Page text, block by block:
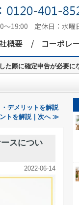
～19:00 定休日： 水曜
概要 コーポレ
た際に確定申告が必要に
デメリットを解説
トを解説｜次へ ≫
スについ
2022-06-14